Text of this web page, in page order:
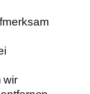
wir